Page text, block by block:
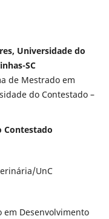
Universidade do
SC
de Mestrado em
do Contestado –
Contestado
UnC
em Desenvolvimento